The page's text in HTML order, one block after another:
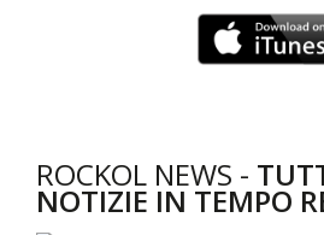
ROCKOL NEWS -
NOTIZIE IN TEMPO